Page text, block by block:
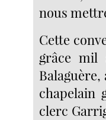
nous
Cette
grâce mil
chapelain
clerc